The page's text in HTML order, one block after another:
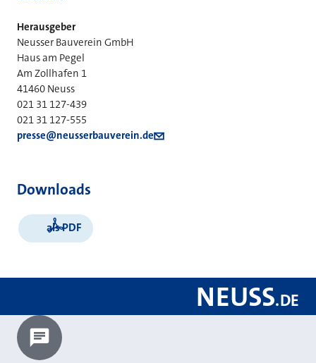
Herausgeber
Neusser Bauverein GmbH
Haus am Pegel
Am Zollhafen 1
41460 Neuss
021 31 127-439
021 31 127-555
presse@neusserbauverein.de
Downloads
als PDF
NEUSS.DE
Chatbot laden?